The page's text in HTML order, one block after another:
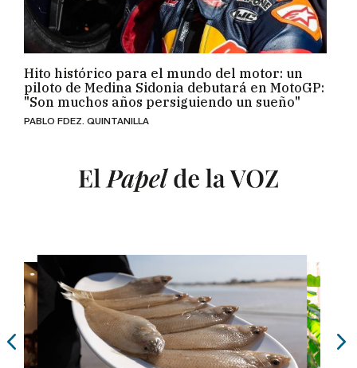
Hito histórico para el mundo del motor: un
piloto de Medina Sidonia debutará en MotoGP:
"Son muchos años persiguiendo un sueño"
PABLO FDEZ. QUINTANILLA